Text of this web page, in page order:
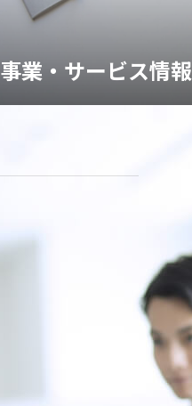
事業・サービス情報